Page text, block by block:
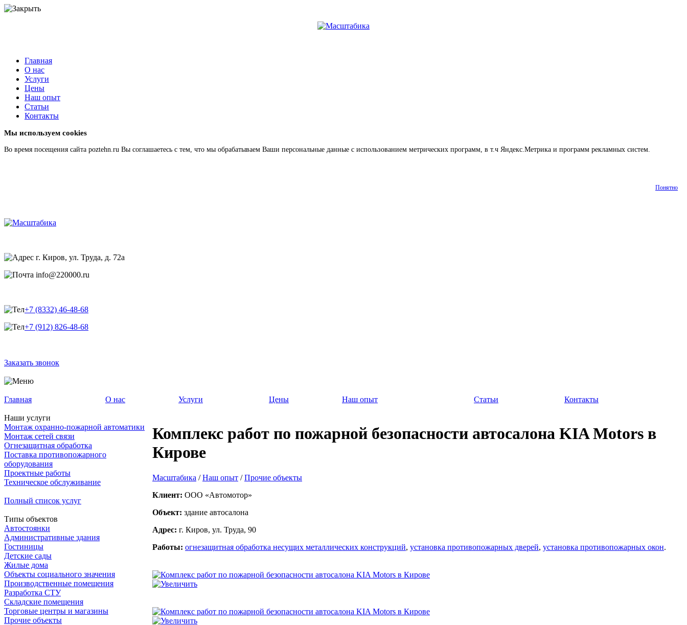
Главная
О нас
Услуги
Цены
Наш опыт
Статьи
Контакты
Мы используем cookies
Во время посещения сайта poztehn.ru Вы соглашаетесь с тем, что мы обрабатываем Ваши персональные данные с использованием метрических программ, в т.ч Яндекс.Метрика и программ рекламных систем.
Понятно
г. Киров, ул. Труда, д. 72а
info@220000.ru
+7 (8332) 46-48-68
+7 (912) 826-48-68
Заказать звонок
Главная О нас Услуги Цены Наш опыт Статьи Контакты
Наши услуги
Монтаж охранно-пожарной автоматики
Монтаж сетей связи
Огнезащитная обработка
Поставка противопожарного
оборудования
Проектные работы
Техническое обслуживание
Полный список услуг
Типы объектов
Автостоянки
Административные здания
Гостиницы
Детские сады
Жилые дома
Объекты социального значения
Производственные помещения
Разработка СТУ
Складские помещения
Торговые центры и магазины
Прочие объекты
Комплекс работ по пожарной безопасности автосалона KIA Motors в
Кирове
Масштабика / Наш опыт / Прочие объекты
Клиент: ООО «Автомотор»
Объект: здание автосалона
Адрес: г. Киров, ул. Труда, 90
Работы: огнезащитная обработка несущих металлических конструкций, установка противопожарных дверей, установка противопожарных окон.